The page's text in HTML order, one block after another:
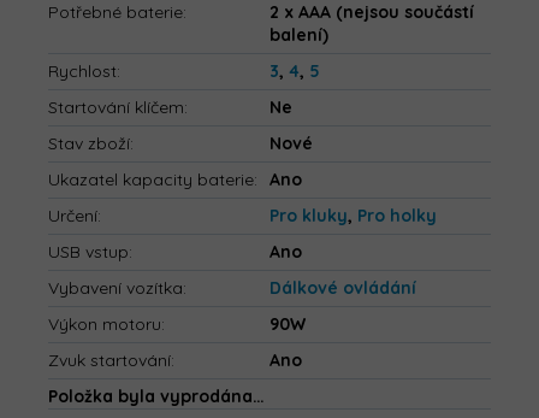
Potřebné baterie:
2 x AAA (nejsou součástí
balení)
Rychlost: 3, 4, 5
Startování klíčem:
Ne
Stav zboží:
Nové
Ukazatel kapacity baterie:
Ano
Určení: Pro kluky, Pro holky
USB vstup:
Ano
Vybavení vozítka:
Dálkové ovládání
Výkon motoru:
90W
Zvuk startování:
Ano
Položka byla vyprodána…